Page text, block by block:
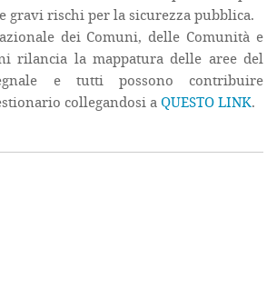
gravi rischi per la sicurezza pubblica.
dei Comuni, delle Comunità e
rilancia la mappatura delle aree del
e tutti possono contribuire
collegandosi a QUESTO LINK.